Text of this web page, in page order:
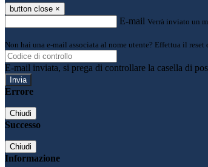
button close ×
E-mail Verrà inviato un
Non hai una e-mail associata al nome utente? Effettua il reset
E-mail inviata, si prega di controllare la casella di
Errore
Chiudi
Successo
Chiudi
Informazione